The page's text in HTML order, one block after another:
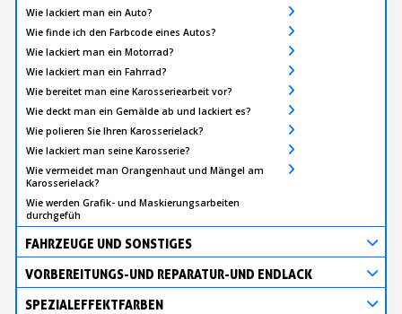
Wie lackiert man ein Auto?
Wie finde ich den Farbcode eines Autos?
Wie lackiert man ein Motorrad?
Wie lackiert man ein Fahrrad?
Wie bereitet man eine Karosseriearbeit vor?
Wie deckt man ein Gemälde ab und lackiert es?
Wie polieren Sie Ihren Karosserielack?
Wie lackiert man seine Karosserie?
Wie vermeidet man Orangenhaut und Mängel am
Karosserielack?
Wie werden Grafik- und Maskierungsarbeiten
durchgefüh
FAHRZEUGE UND SONSTIGES
VORBEREITUNGS-UND REPARATUR-UND ENDLACK
SPEZIALEFFEKTFARBEN